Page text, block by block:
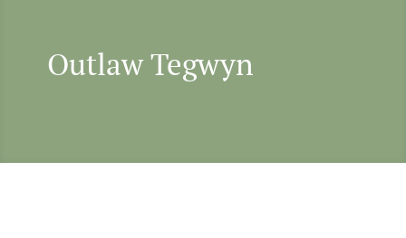
Outlaw Tegwyn